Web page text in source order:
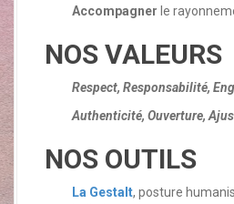
Accompagner le
NOS VALEURS
Respect, Responsabilité,
Authenticité, Ouverture,
NOS OUTILS
La Gestalt, posture